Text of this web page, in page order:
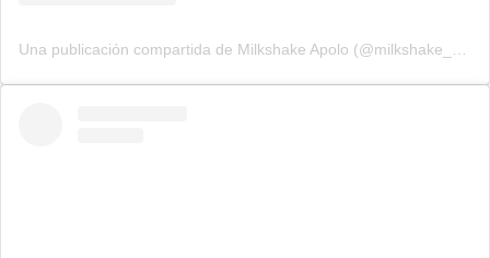
Una publicación compartida de Milkshake Apolo (@milkshake_apolo)